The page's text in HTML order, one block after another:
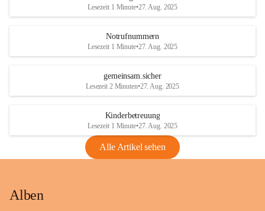
Lesezeit 1 Minute•27. Aug. 2025
Notrufnummern
Lesezeit 1 Minute•27. Aug. 2025
gemeinsam.sicher
Lesezeit 2 Minuten•27. Aug. 2025
Kinderbetreuung
Lesezeit 1 Minute•27. Aug. 2025
Alle Artikel sehen
Alben